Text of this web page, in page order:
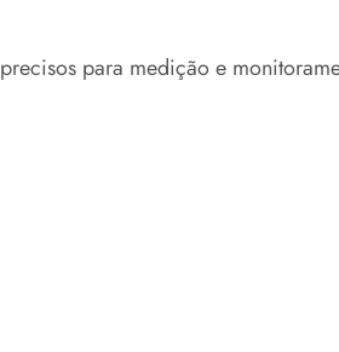
para medição e